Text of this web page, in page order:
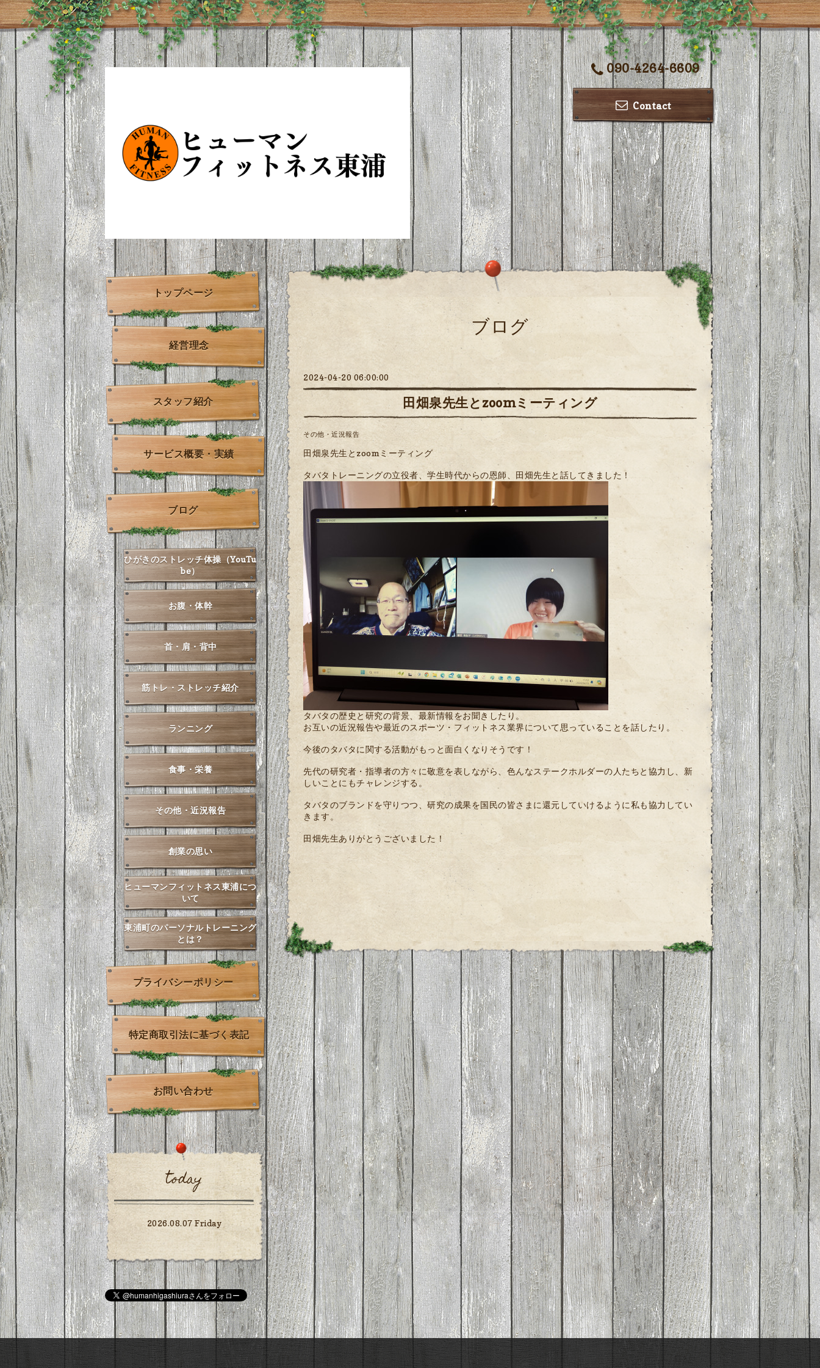
090-4264-6609
Contact
ブログ
2024-04-20 06:00:00
田畑泉先生とzoomミーティング
その他・近況報告
田畑泉先生とzoomミーティング
タバタトレーニングの立役者、学生時代からの恩師、田畑先生と話してきました！
タバタの歴史と研究の背景、最新情報をお聞きしたり。
お互いの近況報告や最近のスポーツ・フィットネス業界について思っていることを話したり。
今後のタバタに関する活動がもっと面白くなりそうです！
先代の研究者・指導者の方々に敬意を表しながら、色んなステークホルダーの人たちと協力し、新
しいことにもチャレンジする。
タバタのブランドを守りつつ、研究の成果を国民の皆さまに還元していけるように私も協力してい
きます。
田畑先生ありがとうございました！
トップページ
経営理念
スタッフ紹介
サービス概要・実績
ブログ
ひがきのストレッチ体操（YouTu
be）
お腹・体幹
首・肩・背中
筋トレ・ストレッチ紹介
ランニング
食事・栄養
その他・近況報告
創業の思い
ヒューマンフィットネス東浦につ
いて
東浦町のパーソナルトレーニング
とは？
プライバシーポリシー
特定商取引法に基づく表記
お問い合わせ
today
2026.08.07 Friday